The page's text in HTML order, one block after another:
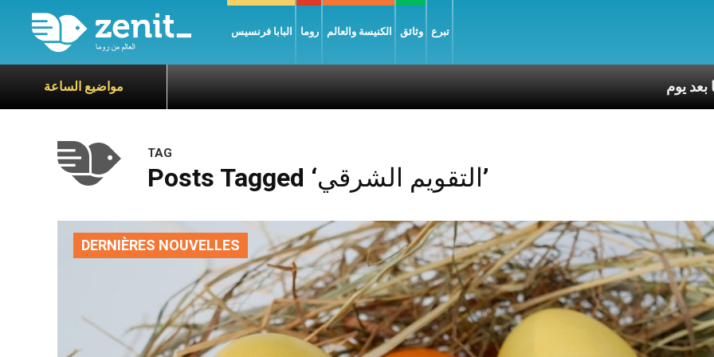
البابا فرنسيس روما الكنيسة والعالم وثائق تبرع
مواضيع الساعة
TAG
Posts Tagged ‘التقويم الشرقي’
DERNIÈRES NOUVELLES